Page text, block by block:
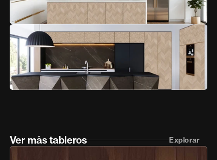
Ver más tableros Explorar